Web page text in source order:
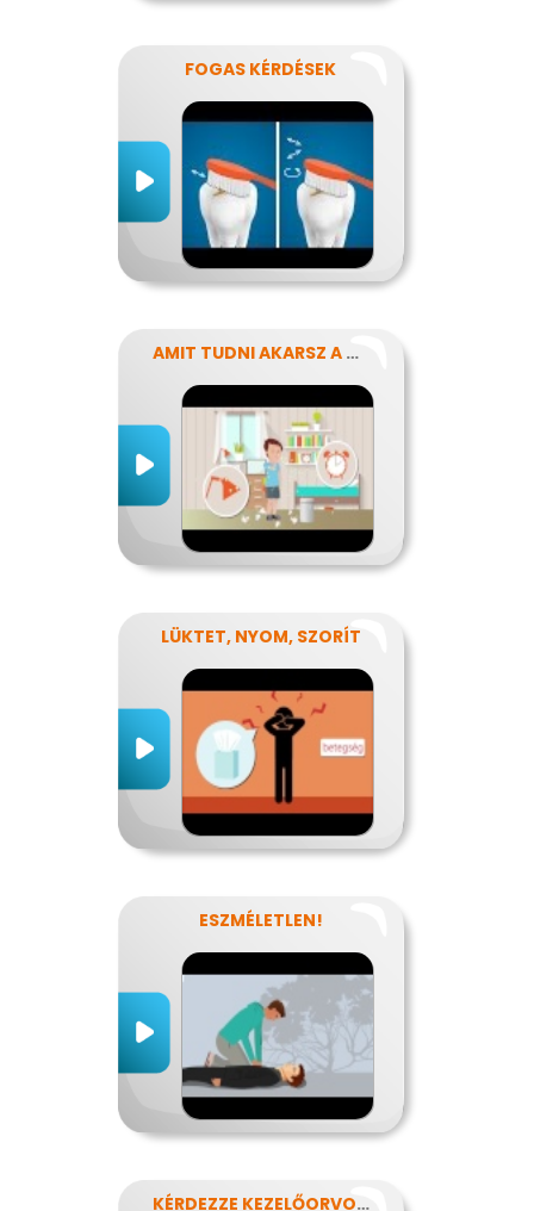
FOGAS KÉRDÉSEK
AMIT TUDNI AKARSZ A NÁTHÁRÓL
LÜKTET, NYOM, SZORÍT
ESZMÉLETLEN!
KÉRDEZZE KEZELŐORVOSÁT?